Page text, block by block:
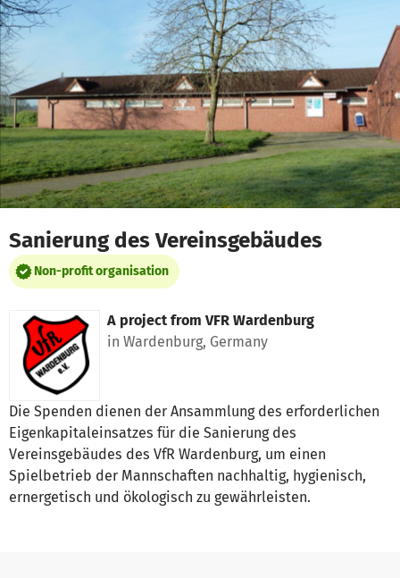
Skip to main content
Show accessibility statement
Sanierung des Vereinsgebäudes
Non-profit organisation
A project from VFR Wardenburg
in Wardenburg, Germany
Die Spenden dienen der Ansammlung des erforderlichen
Eigenkapitaleinsatzes für die Sanierung des
Vereinsgebäudes des VfR Wardenburg, um einen
Spielbetrieb der Mannschaften nachhaltig, hygienisch,
ernergetisch und ökologisch zu gewährleisten.